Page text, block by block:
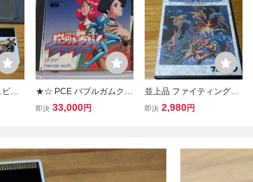
ビ
★☆ PCE バブルガムクラ
ッシュ BUBBLEGUM CR
即決 33,000円
並上品 ファイティングマ
スターズ 箱説あり レ
即決 2,980円